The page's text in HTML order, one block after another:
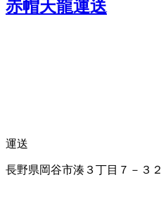
赤帽天龍運送
運送
長野県岡谷市湊３丁目７－３２